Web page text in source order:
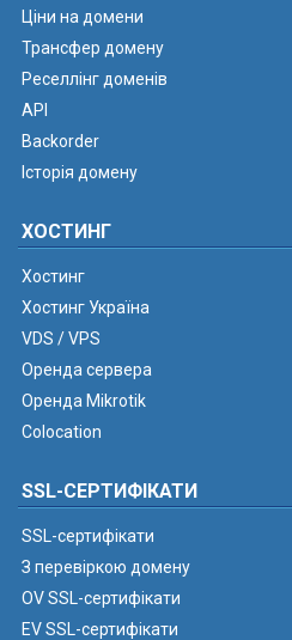
Ціни на домени
Трансфер домену
Реселлінг доменів
API
Backorder
Історія домену
ХОСТИНГ
Хостинг
Хостинг Україна
VDS / VPS
Оренда сервера
Оренда Mikrotik
Colocation
SSL-СЕРТИФІКАТИ
SSL-сертифікати
З перевіркою домену
OV SSL-сертифікати
EV SSL-сертифікати